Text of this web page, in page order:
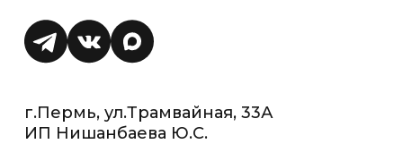
г.Пермь, ул.Трамвайная, 33А
ИП Нишанбаева Ю.С.